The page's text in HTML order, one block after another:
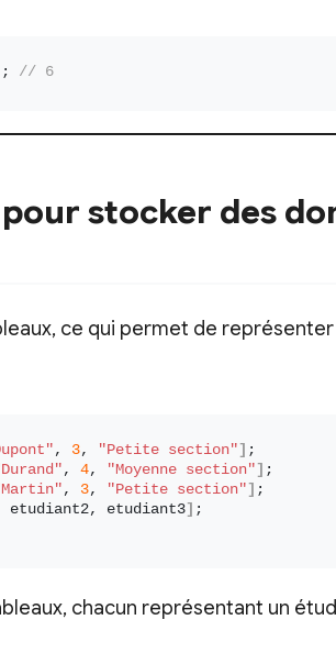
; // 6
stocker des
ce qui permet de
, 3, "Petite section" ] ;
, 4, "Moyenne section" ] ;
, 3, "Petite section" ] ;
etudiant2, etudiant3] ;
chacun représentant un